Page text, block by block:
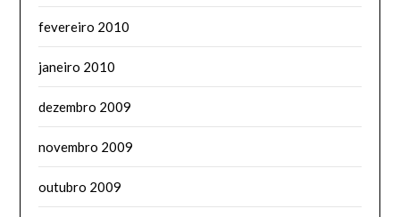
fevereiro 2010
janeiro 2010
dezembro 2009
novembro 2009
outubro 2009